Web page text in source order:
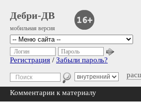
Дебри-ДВ
мобильная версия
Логин Пароль
Регистрация / Забыли пароль?
Комментарии к материалу